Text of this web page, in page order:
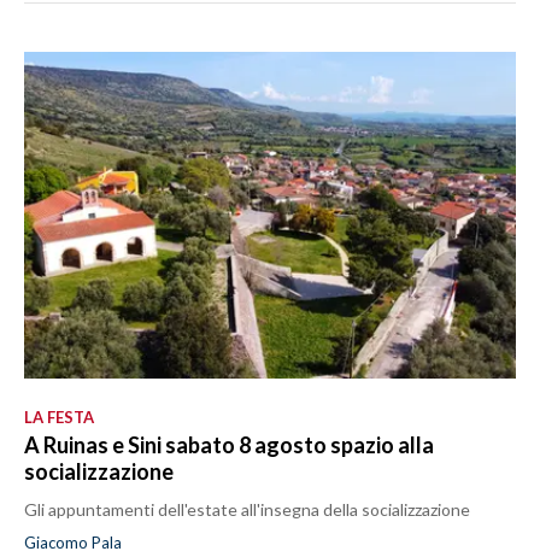
LA FESTA
A Ruinas e Sini sabato 8 agosto spazio alla
socializzazione
Gli appuntamenti dell'estate all'insegna della socializzazione
Giacomo Pala